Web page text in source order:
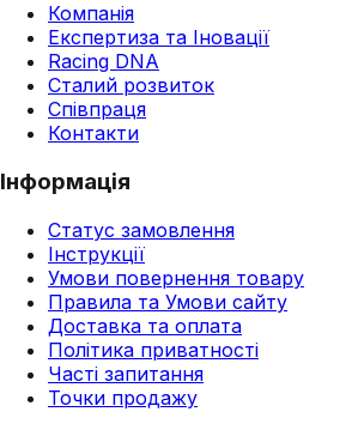
Компанія
Експертиза та Іновації
Racing DNA
Сталий розвиток
Співпраця
Контакти
Інформація
Статус замовлення
Інструкції
Умови повернення товару
Правила та Умови сайту
Доставка та оплата
Політика приватності
Часті запитання
Точки продажу